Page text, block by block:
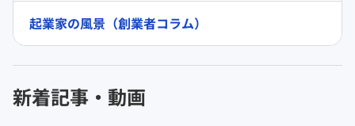
起業家の風景（創業者コラム）
新着記事・動画